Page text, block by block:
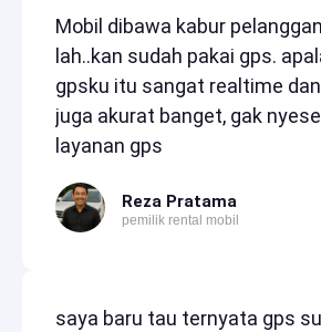
Mobil dibawa kabur
lah..kan sudah pakai gps.
gpsku itu sangat realtime
juga akurat banget, gak
layanan gps
Reza Pratama
pemilik rental mobil
saya baru tau ternyata gps